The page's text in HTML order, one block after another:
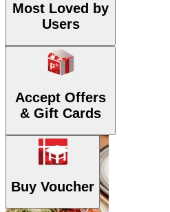
Europäisch
31 Outlets
Most Loved by
Users
Accept Offers
& Gift Cards
Buy Voucher